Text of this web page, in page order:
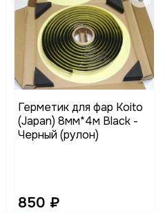
Герметик для фар Koito
(Japan) 8мм*4м Black -
Черный (рулон)
850 ₽